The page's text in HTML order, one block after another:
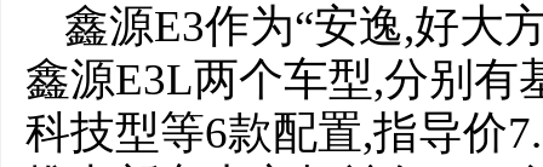
鑫源E3作为“安逸,好大
鑫源E3L两个车型,分别有
科技型等6款配置,指导价